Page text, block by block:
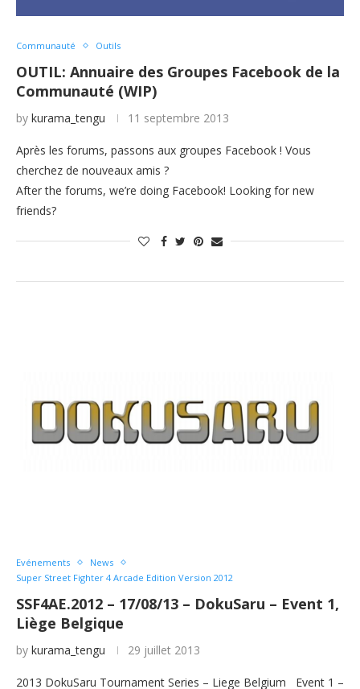
Communauté Outils
OUTIL: Annuaire des Groupes Facebook de la
Communauté (WIP)
by kurama_tengu 11 septembre 2013
Après les forums, passons aux groupes Facebook ! Vous
cherchez de nouveaux amis ?
After the forums, we’re doing Facebook! Looking for new
friends?
Evénements
News
Super Street Fighter 4 Arcade Edition Version 2012
SSF4AE.2012 – 17/08/13 – DokuSaru – Event 1,
Liège Belgique
by kurama_tengu 29 juillet 2013
2013 DokuSaru Tournament Series – Liege Belgium Event 1 –